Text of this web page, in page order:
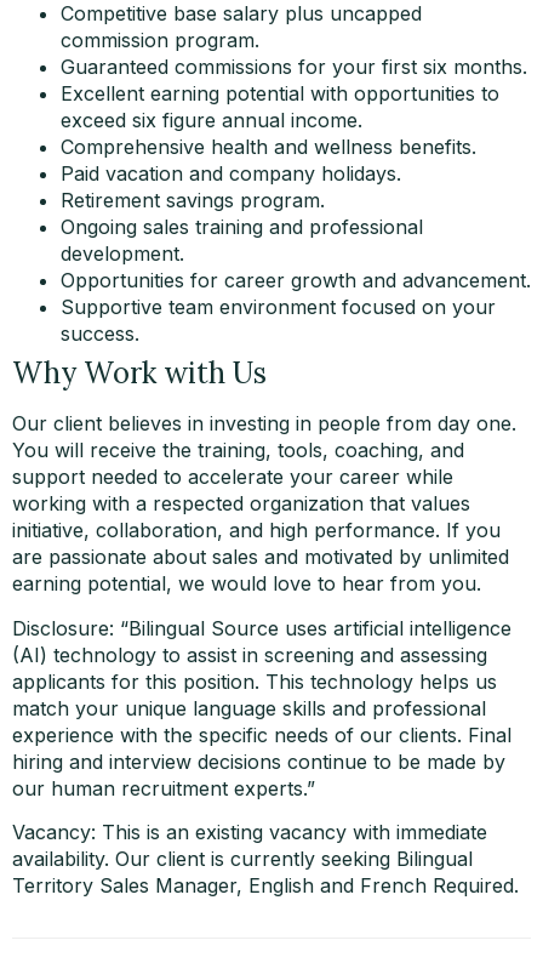
Competitive base salary plus uncapped
commission program.
Guaranteed commissions for your first six months.
Excellent earning potential with opportunities to
exceed six figure annual income.
Comprehensive health and wellness benefits.
Paid vacation and company holidays.
Retirement savings program.
Ongoing sales training and professional
development.
Opportunities for career growth and advancement.
Supportive team environment focused on your
success.
Why Work with Us
Our client believes in investing in people from day one.
You will receive the training, tools, coaching, and
support needed to accelerate your career while
working with a respected organization that values
initiative, collaboration, and high performance. If you
are passionate about sales and motivated by unlimited
earning potential, we would love to hear from you.
Disclosure: “Bilingual Source uses artificial intelligence
(AI) technology to assist in screening and assessing
applicants for this position. This technology helps us
match your unique language skills and professional
experience with the specific needs of our clients. Final
hiring and interview decisions continue to be made by
our human recruitment experts.”
Vacancy: This is an existing vacancy with immediate
availability. Our client is currently seeking Bilingual
Territory Sales Manager, English and French Required.